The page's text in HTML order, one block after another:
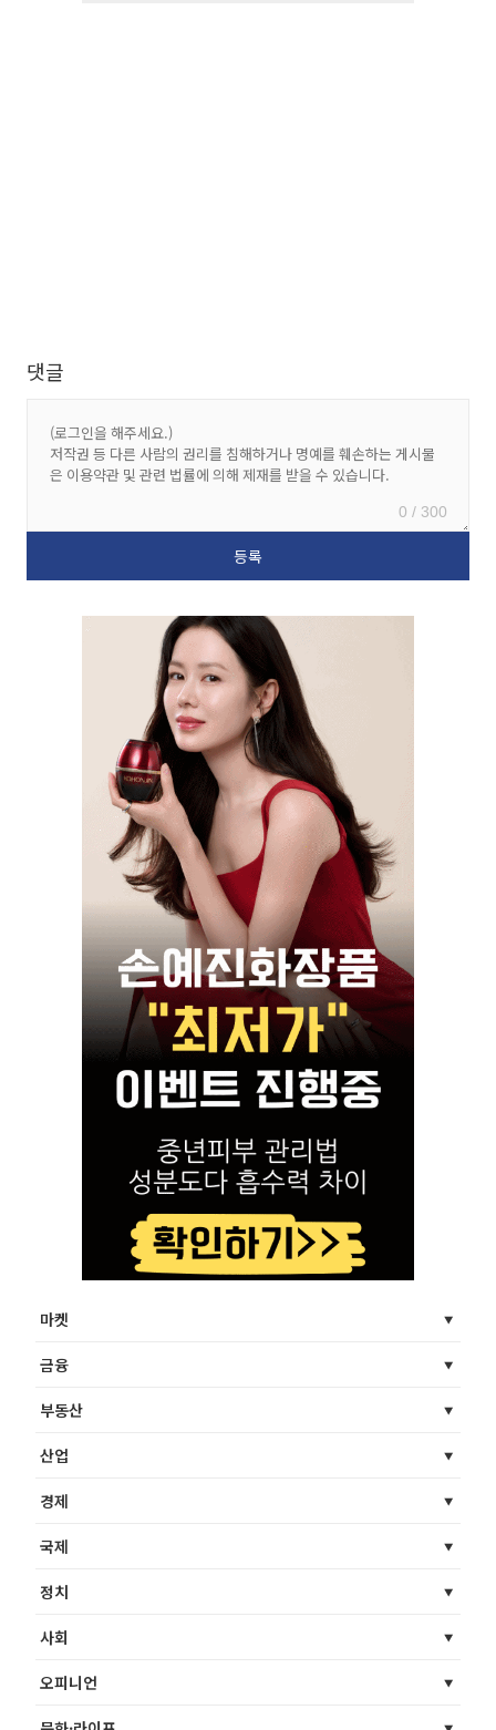
댓글
0 / 300
마켓
금융
부동산
산업
경제
국제
정치
사회
오피니언